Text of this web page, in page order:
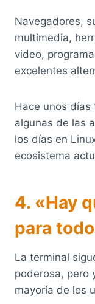
Navegadores,
multimedia,
video,
excelentes
Hace unos días
algunas de las
los días en
ecosistema
4. «Hay
para
La terminal
poderosa, pero
mayoría de los